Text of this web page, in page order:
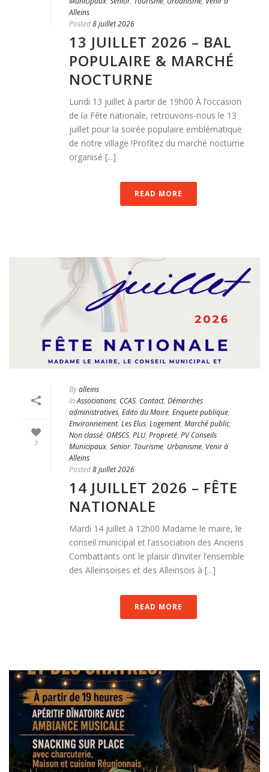
Alleins
Posted8 juillet 2026
13 JUILLET 2026 – BAL
POPULAIRE & MARCHÉ
NOCTURNE
Lundi 13 juillet à partir de 19h00 À l’occasion
de la Fête nationale, retrouvons-nous le 13
juillet pour la soirée populaire emblématique
de notre village !Profitez du marché nocturne
organisé [...]
READ MORE
7
Byalleins
In Associations, CCAS, Contact, Démarches
administratives, Edito du Maire, Enquete publique,
Environnement, Les Elus, Logement, Marché public,
Non classé, OMSCS, PLU, Propreté, PV Conseils
Municipaux, Senior, Tourisme, Urbanisme, Venir à
Alleins
Posted8 juillet 2026
14 JUILLET 2026 – FÊTE
NATIONALE
Mardi 14 juillet à 12h00 Madame le maire, le
conseil municipal et l’association des Anciens
Combattants ont le plaisir d’inviter l’ensemble
des Alleinsoises et des Alleinsois à [...]
READ MORE